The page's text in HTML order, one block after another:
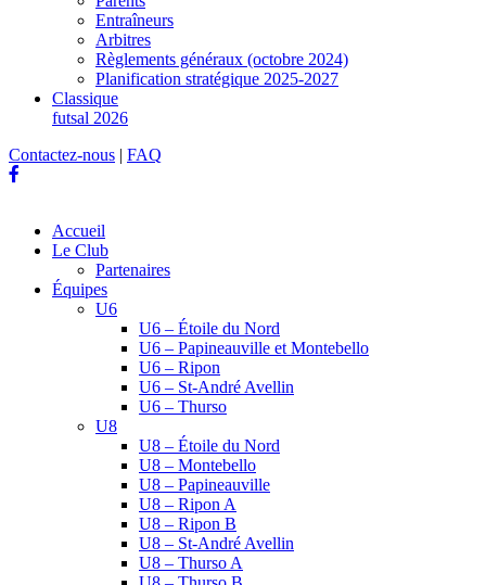
Entraîneurs
Arbitres
Règlements généraux (octobre 2024)
Planification stratégique 2025-2027
Classique
futsal 2026
Contactez-nous | FAQ
Accueil
Le Club
Partenaires
Équipes
U6
U6 – Étoile du Nord
U6 – Papineauville et Montebello
U6 – Ripon
U6 – St-André Avellin
U6 – Thurso
U8
U8 – Étoile du Nord
U8 – Montebello
U8 – Papineauville
U8 – Ripon A
U8 – Ripon B
U8 – St-André Avellin
U8 – Thurso A